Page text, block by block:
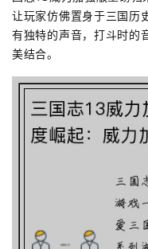
让玩家仿佛置身于三国历
有独特的声音，打斗时的
美结合。